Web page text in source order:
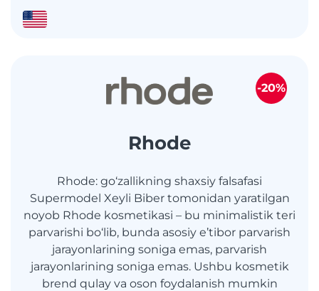
Rhode
Rhode: go‘zallikning shaxsiy falsafasi
Supermodel Xeyli Biber tomonidan yaratilgan
noyob Rhode kosmetikasi – bu minimalistik teri
parvarishi bo‘lib, bunda asosiy e’tibor parvarish
jarayonlarining soniga emas, parvarish
jarayonlarining soniga emas. Ushbu kosmetik
brend qulay va oson foydalanish mumkin
-20%